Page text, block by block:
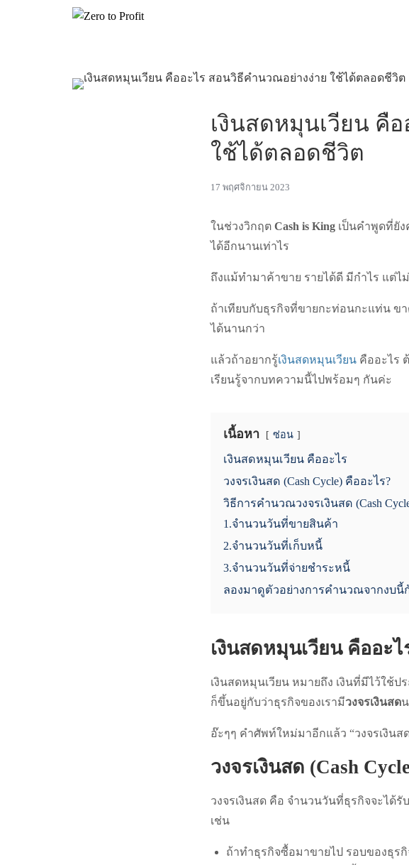
เงินสดหมุนเวียน คื
ใช้ได้ตลอดชีวิต
17 พฤศจิกายน 2023
ในช่วงวิกฤต Cash is King เป็นคำพูดที่ยัง
ได้อีกนานเท่าไร
ถึงแม้ทำมาค้าขาย รายได้ดี มีกำไร แต่ไ
ถ้าเทียบกับธุรกิจที่ขายกะท่อนกะแท่น ขา
ได้นานกว่า
แล้วถ้าอยากรู้เงินสดหมุนเวียน คืออะไร
เรียนรู้จากบทความนี้ไปพร้อมๆ กันค่ะ
เนื้อหา ซ่อน
เงินสดหมุนเวียน คืออะไร
วงจรเงินสด (Cash Cycle) คืออะไร?
วิธีการคำนวณวงจรเงินสด (Cash
1.จำนวนวันที่ขายสินค้า
2.จำนวนวันที่เก็บหนี้
3.จำนวนวันที่จ่ายชำระหนี้
ลองมาดูตัวอย่างการคำนวณจากงบนี้
เงินสดหมุนเวียน คืออะไ
เงินสดหมุนเวียน หมายถึง เงินที่มีไว้ใช้ป
ก็ขึ้นอยู่กับว่าธุรกิจของเรามีวงจรเงินสด
อ๊ะๆๆ คำศัพท์ใหม่มาอีกแล้ว “วงจรเงินส
วงจรเงินสด (Cash
วงจรเงินสด คือ จำนวนวันที่ธุรกิจจะได้
เช่น
ถ้าทำธุรกิจซื้อมาขายไป รอบของธุร